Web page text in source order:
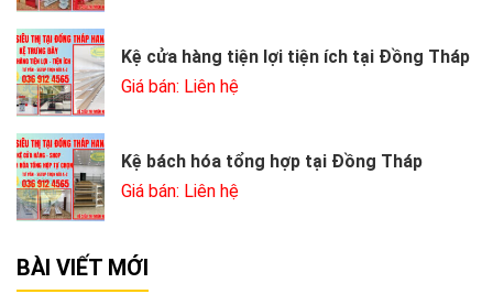
Kệ cửa hàng tiện lợi tiện ích tại Đồng Tháp
Giá bán: Liên hệ
Kệ bách hóa tổng hợp tại Đồng Tháp
Giá bán: Liên hệ
BÀI VIẾT MỚI